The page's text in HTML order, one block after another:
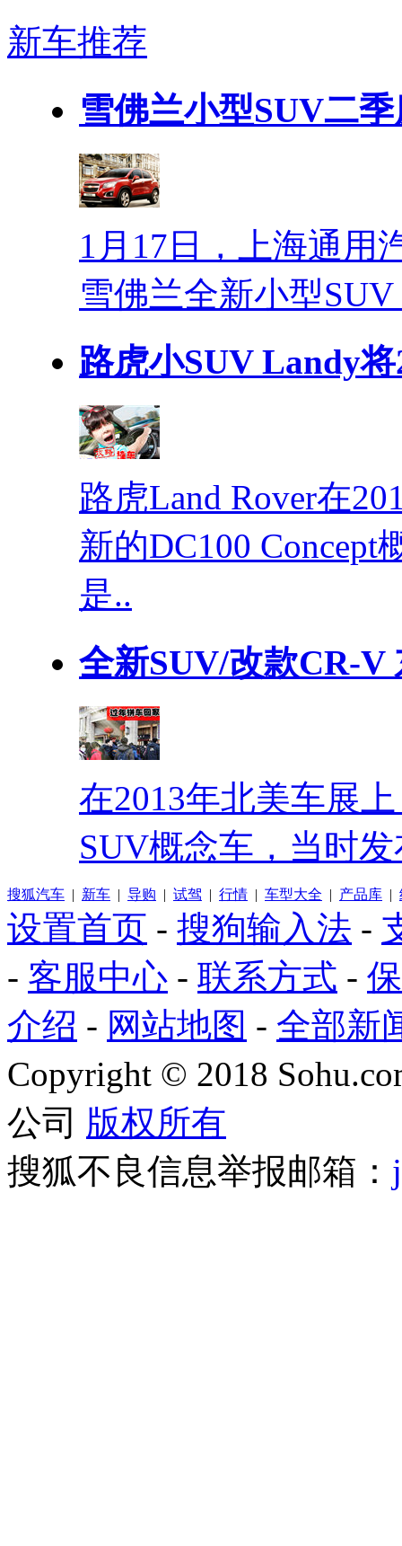
新车推荐
雪佛兰小型SUV二
1月17日，上海通用
雪佛兰全新小型
路虎小SUV Landy
路虎Land Rover在
新的DC100
是..
全新SUV/改款CR-V
在2013年北美车展
SUV概念车，当时
搜狐汽车 | 新车 | 导购 | 试驾 | 行情 | 车型大全 | 产品库 |
设置首页 - 搜狗输入法 -
- 客服中心 - 联系方式 -
介绍 - 网站地图 - 全部新
Copyright © 2018
公司 版权所有
搜狐不良信息举报邮箱：